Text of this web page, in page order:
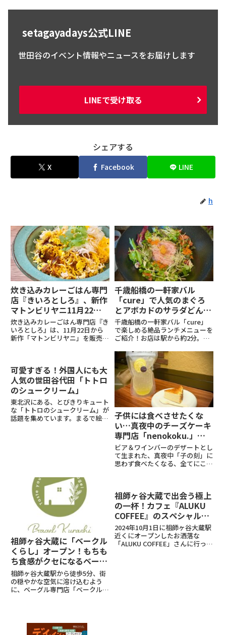
setagayadays公式LINE
世田谷のイベント情報やニュースをお届けします
LINEで受け取る
シェアする
X Facebook LINE
h
炊き込みカレーごはん専門
店『きいろとしろ』、新作
マトンビリヤニ11月22日
から販売開始！
炊き込みカレーごはん専門店『き
いろとしろ』は、11月22日から
新作「マトンビリヤニ」を販売開
な風味が広がります。価格は
1,500円（税込）。2024年...
千歳船橋の一軒家バル
「cure」で人気のまぐろ
とアボカドのサラダどんぶ
りランチ
千歳船橋の一軒家バル「cure」
で楽しめる絶品ランチメニューを
ご紹介！お店は駅から約2分。平
席はいっぱい。一人だったため、
カウンターに案内していただきま
した。テラス席はワンちゃん連れ
OKなんだとか。ランチメニュ...
可愛すぎる！外国人にも大
人気の世田谷代田「トトロ
のシュークリーム」
東北沢にある、とびきりキュート
な「トトロのシュークリーム」が
話題を集めています。まるで絵本
子供には食べさせたくな
い…真夜中のチーズケーキ
専門店「nenokoku.」奥
沢にオープン！
ビア＆ワインバーのデザートとし
て生まれた、真夜中「子の刻」に
思わず食べたくなる、全てにこだ
店でも販売され、多くのファンを
魅了してきたこのチーズケーキ...
祖師ヶ谷大蔵に「ベークル
くらし」オープン！もちも
ち食感がクセになるベーグ
ル専門店
祖師ヶ谷大蔵駅から徒歩5分、街
の穏やかな空気に溶け込むよう
に、ベーグル専門店「ベークルく
てみたので、その魅力をたっぷり
ご紹介します！可愛らしいお店は
祖師ヶ谷大蔵で出会う極上
の一杯！カフェ『ALUKU
COFFEE』のスペシャルテ
ィコーヒー体験
2024年10月1日に祖師ヶ谷大蔵駅
近くにオープンしたお洒落な
「ALUKU COFFEE」さんに行って